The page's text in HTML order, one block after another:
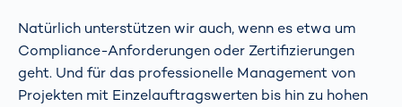
Natürlich unterstützen wir auch, wenn es etwa um
Compliance-Anforderungen oder Zertifizierungen
geht. Und für das professionelle Management von
Projekten mit Einzelauftragswerten bis hin zu hohen